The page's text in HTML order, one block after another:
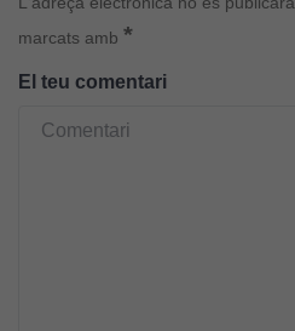
marcats amb *
El teu comentari